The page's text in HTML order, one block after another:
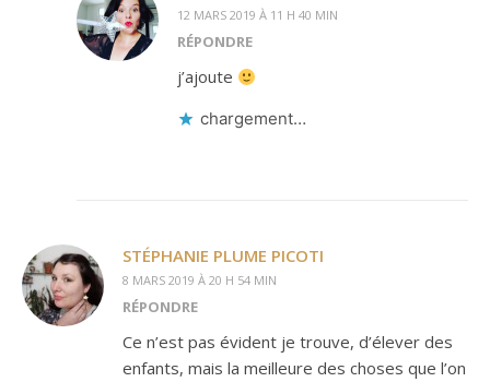
12 MARS 2019 À 11 H 40 MIN
RÉPONDRE
j’ajoute
chargement…
STÉPHANIE PLUME PICOTI
8 MARS 2019 À 20 H 54 MIN
RÉPONDRE
Ce n’est pas évident je trouve, d’élever des
enfants, mais la meilleure des choses que l’on